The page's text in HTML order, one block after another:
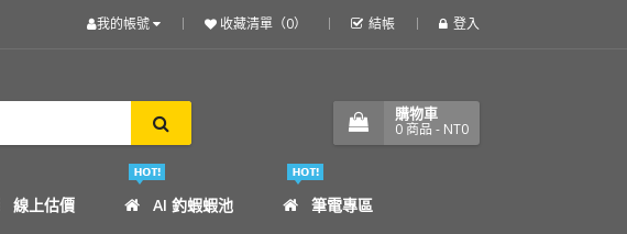
我的帳號 收藏清單（0） 結帳 登入
購物車
0商品 - NT0
線上估價 AI 釣蝦蝦池 筆電專區